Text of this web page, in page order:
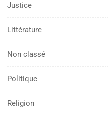
Justice
Littérature
Non classé
Politique
Religion